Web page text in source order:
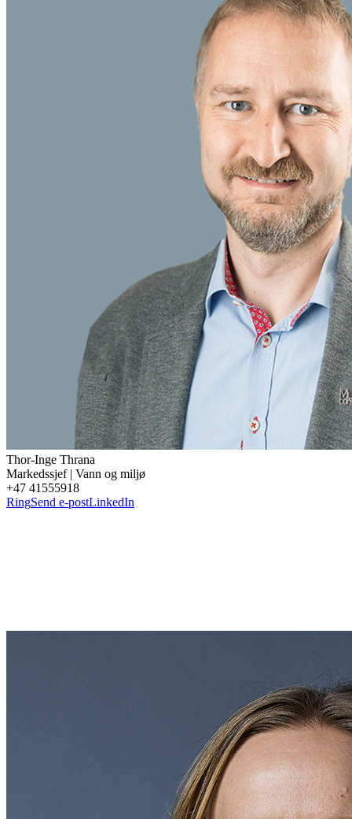
Thor-Inge Thrana
Markedssjef | Vann og miljø
+47 41555918
RingSend e-postLinkedIn